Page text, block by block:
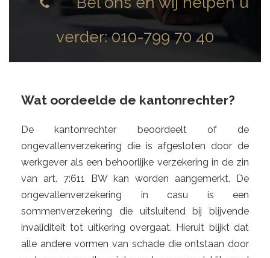
verder:010-799 70 40
Wat oordeelde de kantonrechter?
De kantonrechter beoordeelt of de
ongevallenverzekering die is afgesloten door de
werkgever als een behoorlijke verzekering in de zin
van art. 7:611 BW kan worden aangemerkt. De
ongevallenverzekering in casu is een
sommenverzekering die uitsluitend bij blijvende
invaliditeit tot uitkering overgaat. Hieruit blijkt dat
alle andere vormen van schade die ontstaan door